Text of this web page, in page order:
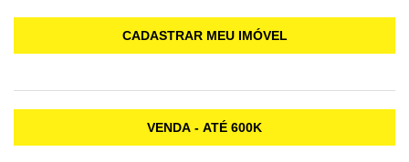
CADASTRAR MEU IMÓVEL
VENDA - ATÉ 600K